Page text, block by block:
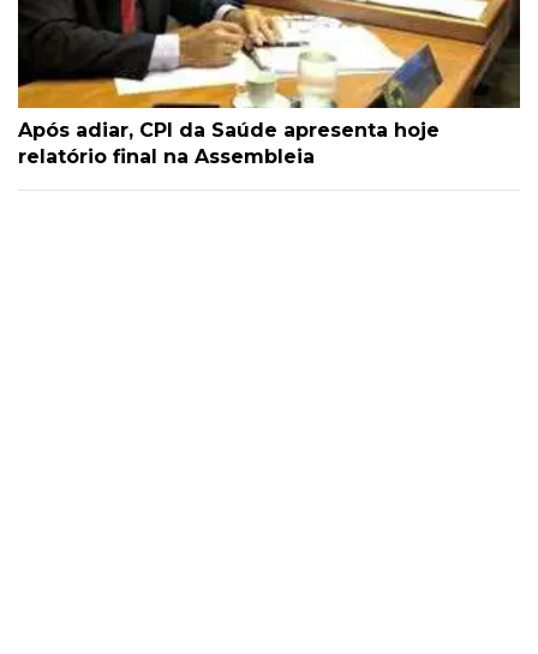
Após adiar, CPI da Saúde apresenta hoje
relatório final na Assembleia